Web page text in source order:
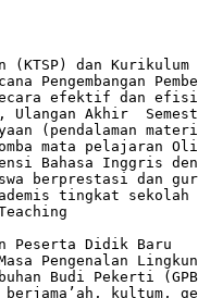
dan Kurikulum
Pengembangan
efektif dan
Ulangan Akhir
(pendalaman
mata
Bahasa Inggris
berprestasi dan
tingkat sekolah
Peserta Didik Baru
Pengenalan
Budi Pekerti
kultum,